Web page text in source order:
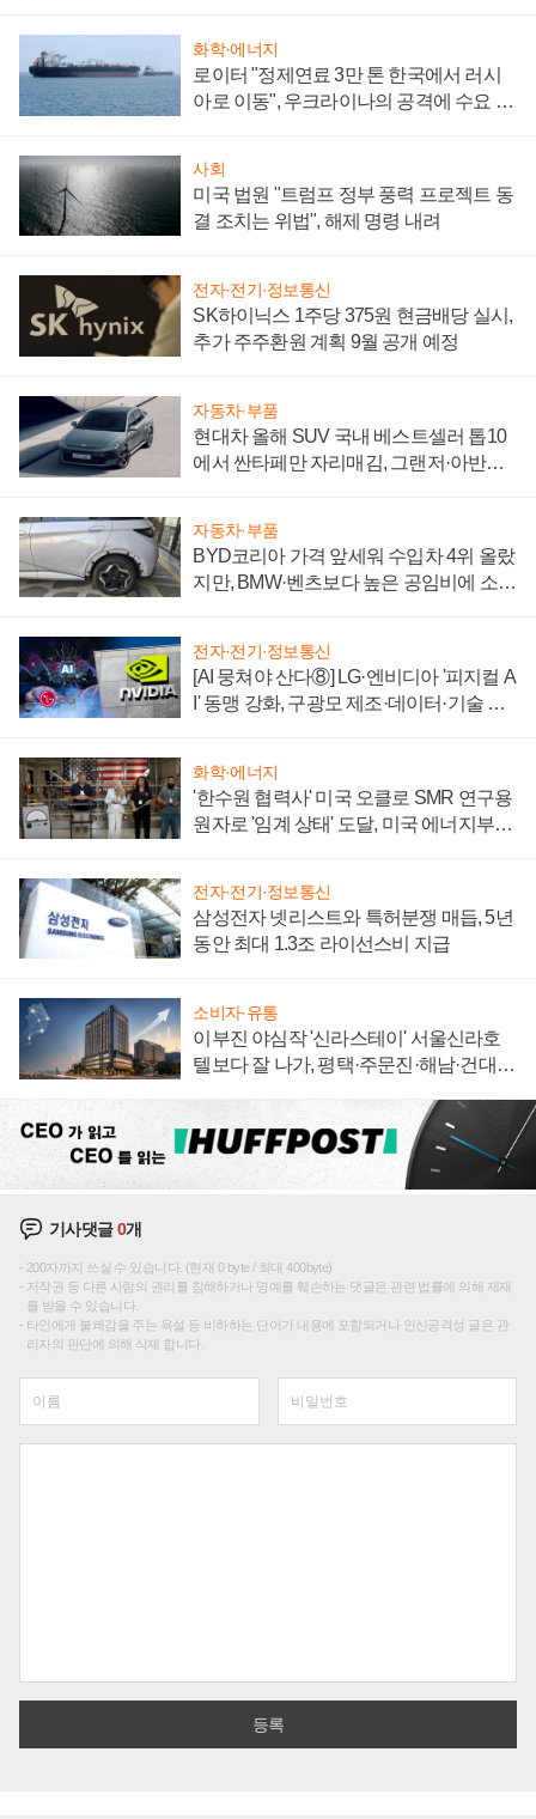
화학·에너지
로이터 "정제연료 3만 톤 한국에서 러시
아로 이동", 우크라이나의 공격에 수요 늘
사회
미국 법원 "트럼프 정부 풍력 프로젝트 동
결 조치는 위법", 해제 명령 내려
전자·전기·정보통신
SK하이닉스 1주당 375원 현금배당 실시,
추가 주주환원 계획 9월 공개 예정
자동차·부품
현대차 올해 SUV 국내 베스트셀러 톱10
에서 싼타페만 자리매김, 그랜저·아반떼
자동차·부품
BYD코리아 가격 앞세워 수입차 4위 올랐
지만, BMW·벤츠보다 높은 공임비에 소비
전자·전기·정보통신
[AI 뭉쳐야 산다⑧] LG·엔비디아 '피지컬 A
I' 동맹 강화, 구광모 제조·데이터·기술 결
화학·에너지
'한수원 협력사' 미국 오클로 SMR 연구용
원자로 '임계 상태' 도달, 미국 에너지부
전자·전기·정보통신
삼성전자 넷리스트와 특허분쟁 매듭, 5년
동안 최대 1.3조 라이선스비 지급
소비자·유통
이부진 야심작 '신라스테이' 서울신라호
텔보다 잘 나가, 평택·주문진·해남·건대로
기사댓글0개
200자까지 쓰실 수 있습니다. (현재 0 byte / 최대 400byte)
저작권 등 다른 사람의 권리를 침해하거나 명예를 훼손하는 댓글은 관련 법률에 의해 제재
를 받을 수 있습니다.
타인에게 불쾌감을 주는 욕설 등 비하하는 단어가 내용에 포함되거나 인신공격성 글은 관
리자의 판단에 의해 삭제 합니다.